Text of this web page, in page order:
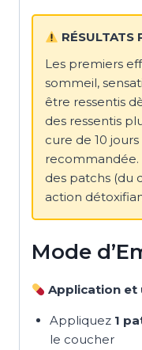
RÉSULTATS
Les premiers
sommeil,
être ressentis
des ressentis
cure de 10
des patchs (du
action
Mode
Application et
Appliquez 1
le coucher